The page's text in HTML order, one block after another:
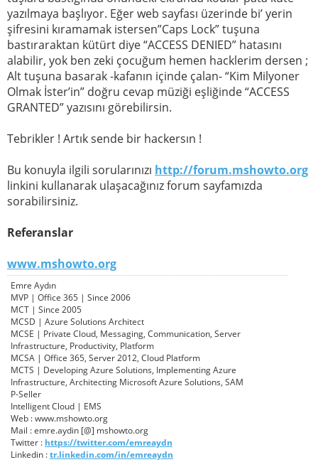
yazılmaya başlıyor. Eğer web sayfası üzerinde bi’ yerin
şifresini kıramamak istersen”Caps Lock” tuşuna
bastıraraktan kütürt diye “ACCESS DENIED” hatasını
alabilir, yok ben zeki çocuğum hemen hacklerim dersen ;
Alt tuşuna basarak -kafanın içinde çalan- “Kim Milyoner
Olmak İster’in” doğru cevap müziği eşliğinde “ACCESS
GRANTED” yazısını görebilirsin.
Tebrikler ! Artık sende bir hackersın !
Bu konuyla ilgili sorularınızı http://forum.mshowto.org
linkini kullanarak ulaşacağınız forum sayfamızda
sorabilirsiniz.
Referanslar
www.mshowto.org
Emre Aydın
MVP | Office 365 | Since 2006
MCT | Since 2005
MCSD | Azure Solutions Architect
MCSE | Private Cloud, Messaging, Communication, Server
Infrastructure, Productivity, Platform
MCSA | Office 365, Server 2012, Cloud Platform
MCTS | Developing Azure Solutions, Implementing Azure
Infrastructure, Architecting Microsoft Azure Solutions, SAM
P-Seller
Intelligent Cloud | EMS
Web : www.mshowto.org
Mail : emre.aydin [@] mshowto.org
Twitter : https://twitter.com/emreaydn
Linkedin :tr.linkedin.com/in/emreaydn